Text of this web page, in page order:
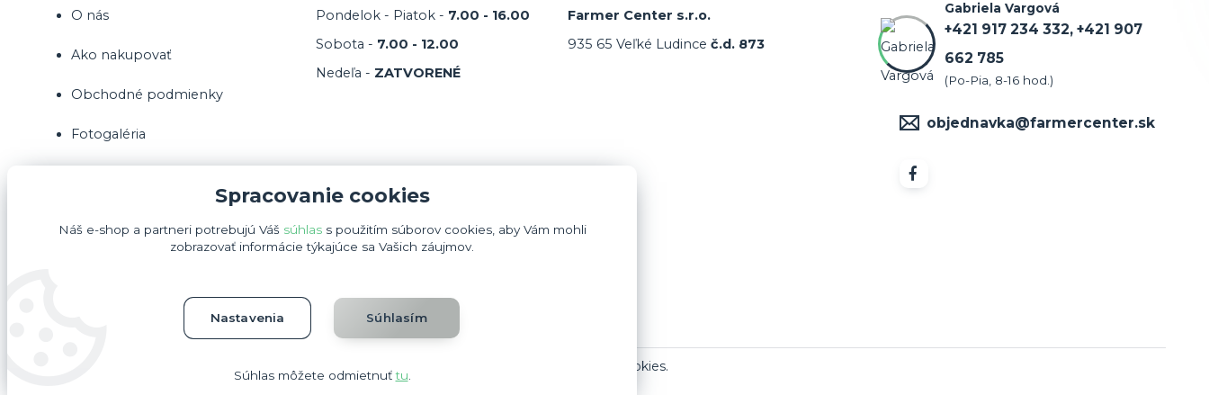
O nás
Ako nakupovať
Obchodné podmienky
Fotogaléria
Pondelok - Piatok - 7.00 - 16.00
Sobota - 7.00 - 12.00
Nedeľa - ZATVORENÉ
Farmer Center s.r.o.
935 65 Veľké Ludince č.d. 873
Gabriela Vargová
+421 917 234 332, +421 907
662 785
(Po-Pia, 8-16 hod.)
objednavka@farmercenter.sk
Upravit sběr cookies.
Spracovanie cookies
Náš e-shop a partneri potrebujú Váš súhlass použitím súborov cookies, aby Vám mohli
zobrazovať informácie týkajúce sa Vašich záujmov.
Nastavenia Súhlasím
Súhlas môžete odmietnuťtu